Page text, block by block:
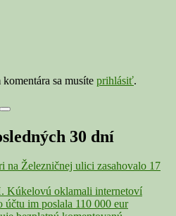
sa musíte prihlásiť.
Search
30 dní
Železničnej ulici zasahovalo 17
Kúkelovú oklamali internetoví
im poslala 110 000 eur